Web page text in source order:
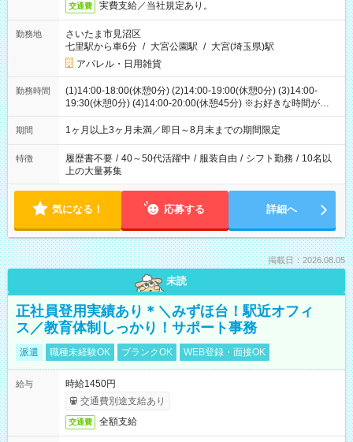
交通費 実費支給／当社規定あり。
勤務地
さいたま市見沼区
七里駅から車6分 / 大宮公園駅 / 大宮(埼玉県)駅
アパレル・日用雑貨
勤務時間
(1)14:00-18:00(休憩0分) (2)14:00-19:00(休憩0分) (3)14:00-
19:30(休憩0分) (4)14:00-20:00(休憩45分) ※お好きな時間が選べ
ます
期間 1ヶ月以上3ヶ月未満／即日～8月末までの期間限定
特徴 履歴書不要 / 40～50代活躍中 / 服装自由 / シフト勤務 / 10名以
上の大量募集
気になる！ 応募する 詳細へ
掲載日：2026.08.05
未読
正社員登用実績あり＊＼みずほ台！駅近オフィ
ス／教育体制しっかり！サポート事務
派遣 職種未経験OK ブランクOK WEB登録・面接OK
給与
時給1450円
交通費別途支給あり
交通費 全額支給